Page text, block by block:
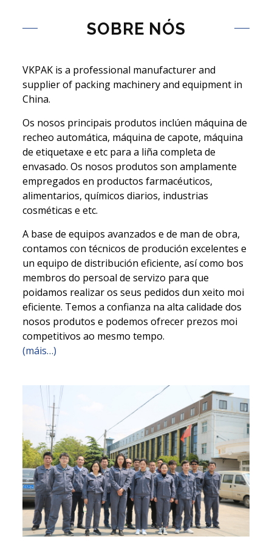
SOBRE NÓS
VKPAK is a professional manufacturer and
supplier of packing machinery and equipment in
China.
Os nosos principais produtos inclúen máquina de
recheo automática, máquina de capote, máquina
de etiquetaxe e etc para a liña completa de
envasado. Os nosos produtos son amplamente
empregados en productos farmacéuticos,
alimentarios, químicos diarios, industrias
cosméticas e etc.
A base de equipos avanzados e de man de obra,
contamos con técnicos de produción excelentes e
un equipo de distribución eficiente, así como bos
membros do persoal de servizo para que
poidamos realizar os seus pedidos dun xeito moi
eficiente. Temos a confianza na alta calidade dos
nosos produtos e podemos ofrecer prezos moi
competitivos ao mesmo tempo.
(máis…)